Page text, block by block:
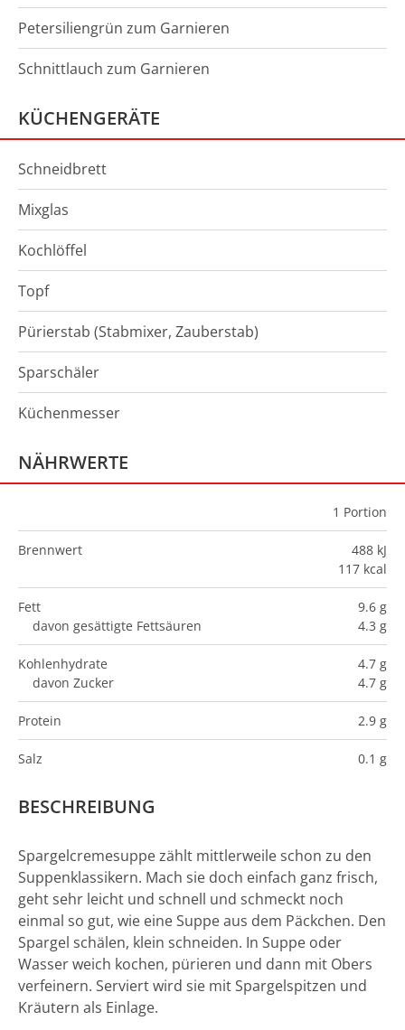
Petersiliengrün zum Garnieren
Schnittlauch zum Garnieren
KÜCHENGERÄTE
Schneidbrett
Mixglas
Kochlöffel
Topf
Pürierstab (Stabmixer, Zauberstab)
Sparschäler
Küchenmesser
NÄHRWERTE
1 Portion
Brennwert
488 kJ
117 kcal
Fett
9.6 g
davon gesättigte Fettsäuren
4.3 g
Kohlenhydrate
4.7 g
davon Zucker
4.7 g
Protein 2.9 g
Salz 0.1 g
BESCHREIBUNG
Spargelcremesuppe zählt mittlerweile schon zu den
Suppenklassikern. Mach sie doch einfach ganz frisch,
geht sehr leicht und schnell und schmeckt noch
einmal so gut, wie eine Suppe aus dem Päckchen. Den
Spargel schälen, klein schneiden. In Suppe oder
Wasser weich kochen, pürieren und dann mit Obers
verfeinern. Serviert wird sie mit Spargelspitzen und
Kräutern als Einlage.